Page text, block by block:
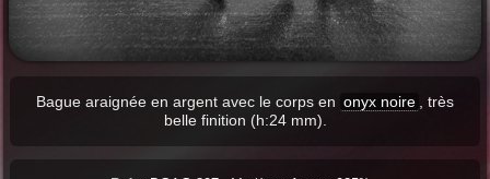
Bague araignée en argent avec le corps en onyx noire
, très
belle finition (h:24 mm).